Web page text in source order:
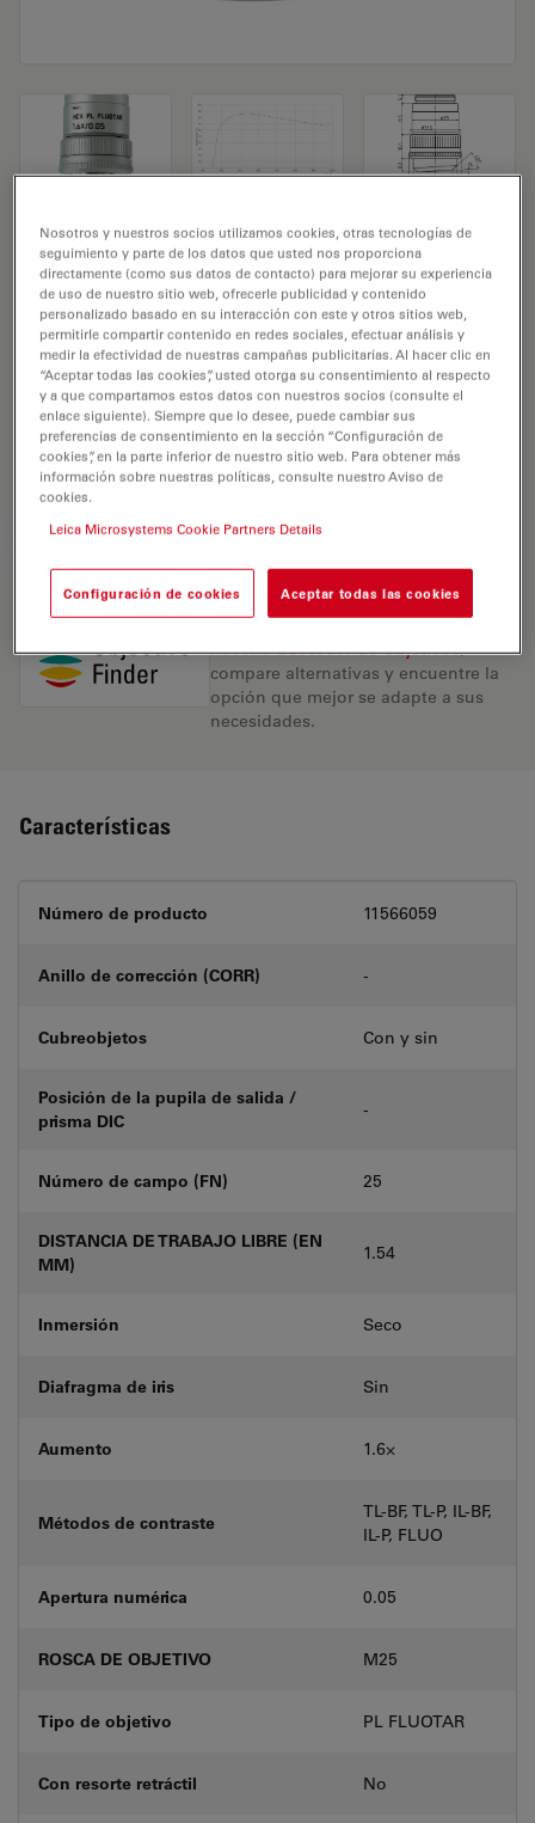
Objetivo de microscopio HC PL FLUOTAR
1.6x/0.05
N.º de producto 11566059
El objetivo HC PL FLUOTAR 1,6x/0,05 tiene un aumento
de 1,6X y una apertura numérica de 0,05 mm. Para uso
en medio seco y con una rosca de objetivo de M25 con
una distancia de trabajo libre de 0,3 mm y un FN de 20.
REQUEST FOR QUOTE
Encuentre la solución ideal. Explore
nuestroBuscador de Objetivos,
compare alternativas y encuentre la
opción que mejor se adapte a sus
necesidades.
Características
Número de producto 11566059
Anillo de corrección (CORR) -
Cubreobjetos Con y sin
Posición de la pupila de salida /
prisma DIC
-
Número de campo (FN) 25
DISTANCIA DE TRABAJO LIBRE (EN
MM)
1.54
Inmersión Seco
Diafragma de iris Sin
Aumento 1.6⨉
Métodos de contraste
TL-BF, TL-P, IL-BF,
IL-P, FLUO
Apertura numérica 0.05
ROSCA DE OBJETIVO M25
Tipo de objetivo PL FLUOTAR
Con resorte retráctil No
Nosotros y nuestros socios utilizamos cookies, otras tecnologías de
seguimiento y parte de los datos que usted nos proporciona
directamente (como sus datos de contacto) para mejorar su experiencia
de uso de nuestro sitio web, ofrecerle publicidad y contenido
personalizado basado en su interacción con este y otros sitios web,
permitirle compartir contenido en redes sociales, efectuar análisis y
medir la efectividad de nuestras campañas publicitarias. Al hacer clic en
“Aceptar todas las cookies”, usted otorga su consentimiento al respecto
y a que compartamos estos datos con nuestros socios (consulte el
enlace siguiente). Siempre que lo desee, puede cambiar sus
preferencias de consentimiento en la sección “Configuración de
cookies”, en la parte inferior de nuestro sitio web. Para obtener más
información sobre nuestras políticas, consulte nuestro Aviso de
cookies.
Leica Microsystems Cookie Partners Details
Configuración de cookies Aceptar todas las cookies